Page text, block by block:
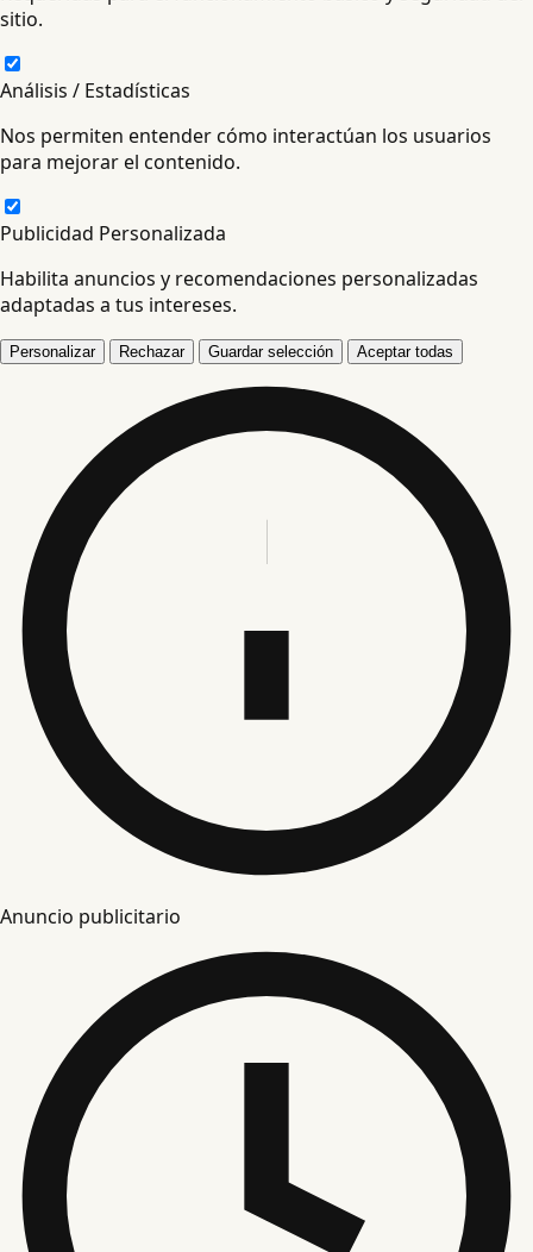
sitio.
Análisis / Estadísticas
Nos permiten entender cómo interactúan los usuarios
para mejorar el contenido.
Publicidad Personalizada
Habilita anuncios y recomendaciones personalizadas
adaptadas a tus intereses.
Personalizar Rechazar Guardar selección Aceptar todas
Anuncio publicitario